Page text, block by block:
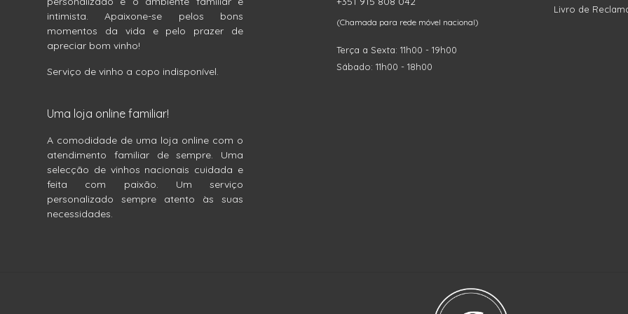
intimista. Apaixone-se pelos bons
momentos da vida e pelo prazer de
apreciar bom vinho!
Serviço de vinho a copo indisponível.
Uma loja online familiar!
A comodidade de uma loja online com o
atendimento familiar de sempre. Uma
selecção de vinhos nacionais cuidada e
feita com paixão. Um serviço
personalizado sempre atento às suas
necessidades.
(Chamada para rede móvel nacional)
Terça a Sexta: 11h00 - 19h00
Sábado: 11h00 - 18h00
Livro de